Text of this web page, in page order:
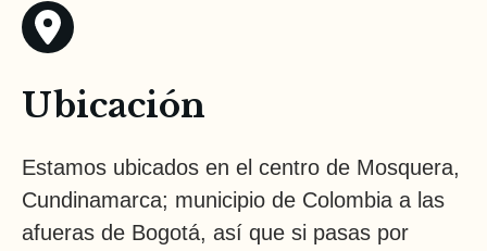
Menú Infantil
Ubicación
Estamos ubicados en el centro de Mosquera,
Cundinamarca; municipio de Colombia a las
afueras de Bogotá, así que si pasas por